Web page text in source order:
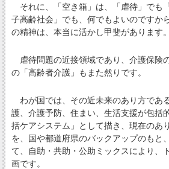
それに、「空き箱」は、「虐待」でも
子高齢社会」でも、何でもよいのですか
の精神は、本当に活かし甲斐があります。
虐待問題の近接領域であり、介護保険
の「高齢者介護」もまた然りです。
わが国では、その近未来のあり方であ
護、介護予防、住まい、生活支援が包括
括ケアシステム」として描き、現在のあ
を、国や都道府県のバックアップのもと
て、自助・共助・公助ミックスにより、
画です。